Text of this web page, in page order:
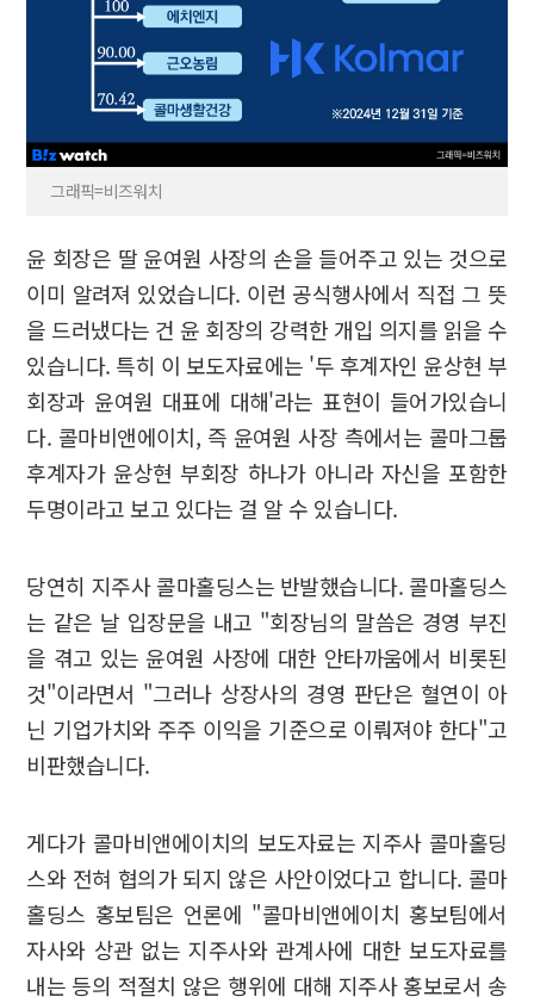
그래픽=비즈워치
윤 회장은 딸 윤여원 사장의 손을 들어주고 있는 것으로
이미 알려져 있었습니다. 이런 공식행사에서 직접 그 뜻
을 드러냈다는 건 윤 회장의 강력한 개입 의지를 읽을 수
있습니다. 특히 이 보도자료에는 '두 후계자인 윤상현 부
회장과 윤여원 대표에 대해'라는 표현이 들어가있습니
다. 콜마비앤에이치, 즉 윤여원 사장 측에서는 콜마그룹
후계자가 윤상현 부회장 하나가 아니라 자신을 포함한
두명이라고 보고 있다는 걸 알 수 있습니다.
당연히 지주사 콜마홀딩스는 반발했습니다. 콜마홀딩스
는 같은 날 입장문을 내고 "회장님의 말씀은 경영 부진
을 겪고 있는 윤여원 사장에 대한 안타까움에서 비롯된
것"이라면서 "그러나 상장사의 경영 판단은 혈연이 아
닌 기업가치와 주주 이익을 기준으로 이뤄져야 한다"고
비판했습니다.
게다가 콜마비앤에이치의 보도자료는 지주사 콜마홀딩
스와 전혀 협의가 되지 않은 사안이었다고 합니다. 콜마
홀딩스 홍보팀은 언론에 "콜마비앤에이치 홍보팀에서
자사와 상관 없는 지주사와 관계사에 대한 보도자료를
내는 등의 적절치 않은 행위에 대해 지주사 홍보로서 송